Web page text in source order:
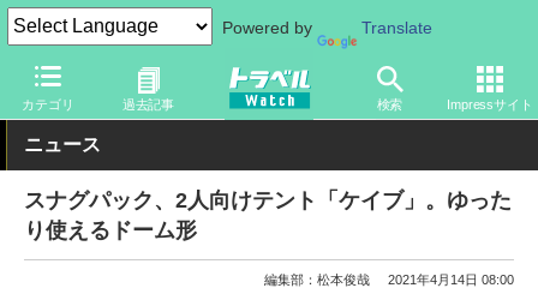
Powered by Translate
カテゴリ 過去記事 検索 Impressサイト
トラベル Watch 旅のアイテム 旅行グッズ
ニュース
スナグパック、2人向けテント「ケイブ」。ゆった
り使えるドーム形
編集部：松本俊哉 2021年4月14日 08:00